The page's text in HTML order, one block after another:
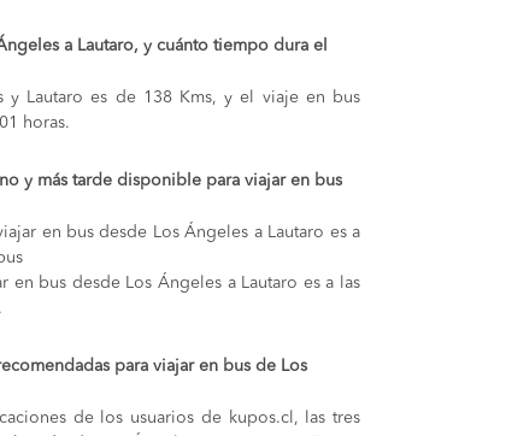
a Lautaro, y cuánto tiempo dura el
y Lautaro es de 138 Kms, y el viaje en bus
horas.
y más tarde disponible para viajar en bus
en bus desde Los Ángeles a Lautaro es a
en bus desde Los Ángeles a Lautaro es a las
para viajar en bus de Los
de los usuarios de kupos.cl, las tres